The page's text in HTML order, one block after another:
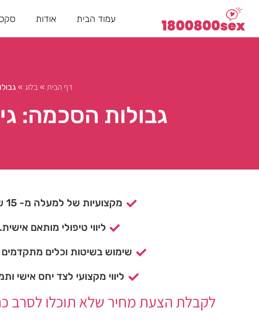
עמוד הבית אודות סקס
דף הבית » בלוג »
גבולות הסכמה:
מקצועיות של למעלה מ- 15 שנה.
ליווי טיפולי מותאם אישית.
שימוש בשיטות וכלים מתקדמים
ליווי מקצועי לצד יחס אישי
לקבלת הצעת מחיר שלא תוכלו לסרב